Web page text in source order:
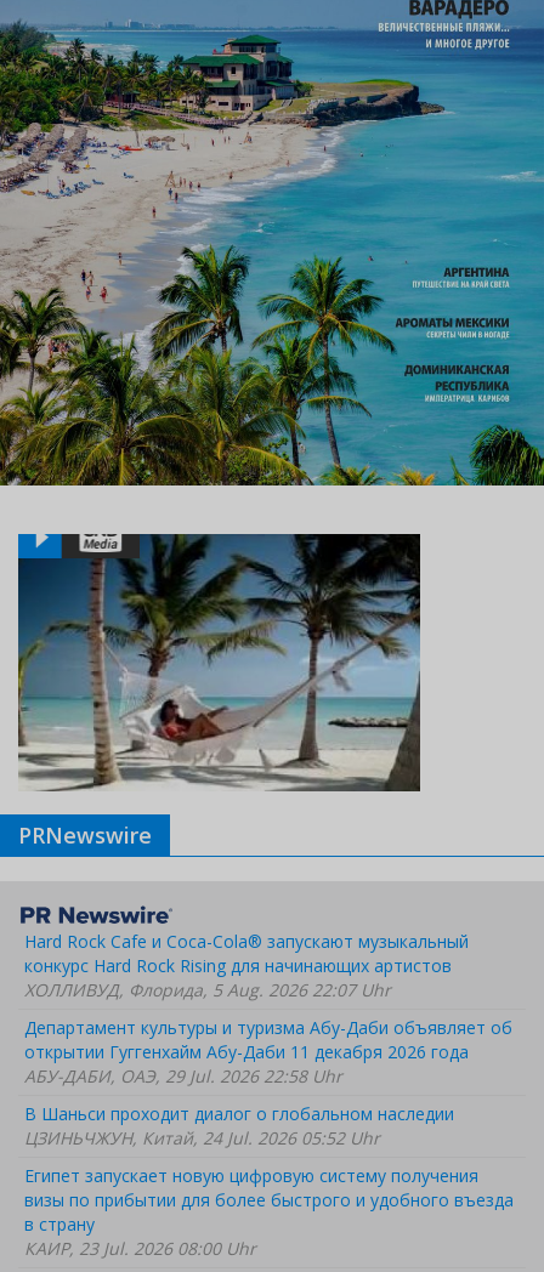
PRNewswire
Hard Rock Cafe и Coca-Cola® запускают музыкальный
конкурс Hard Rock Rising для начинающих артистов
ХОЛЛИВУД, Флорида, 5 Aug. 2026 22:07 Uhr
Департамент культуры и туризма Абу-Даби объявляет об
открытии Гуггенхайм Абу-Даби 11 декабря 2026 года
АБУ-ДАБИ, ОАЭ, 29 Jul. 2026 22:58 Uhr
В Шаньси проходит диалог о глобальном наследии
ЦЗИНЬЧЖУН, Китай, 24 Jul. 2026 05:52 Uhr
Египет запускает новую цифровую систему получения
визы по прибытии для более быстрого и удобного въезда
в страну
КАИР, 23 Jul. 2026 08:00 Uhr